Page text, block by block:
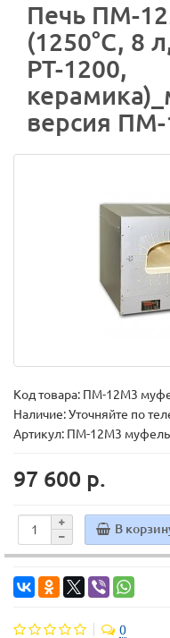
Печь ПМ-
(1250°C, 8
РТ-1200,
версия
Код товара: ПМ-12М3
Наличие: Уточняйте по
Артикул: ПМ-12М3
97 600 р.
В
0